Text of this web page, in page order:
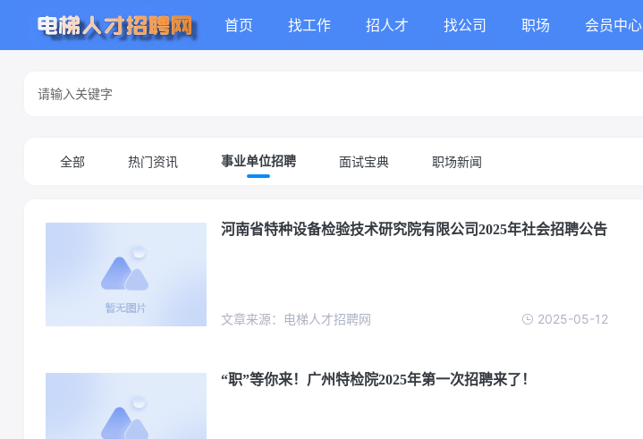
首页 找工作 招人才 找公司 职场 会员中心
全部 热门资讯 事业单位招聘 面试宝典 职场新闻
河南省特种设备检验技术研究院有限公司2025年社会招聘公告
文章来源：电梯人才招聘网 2025-05-12
“职”等你来！广州特检院2025年第一次招聘来了！